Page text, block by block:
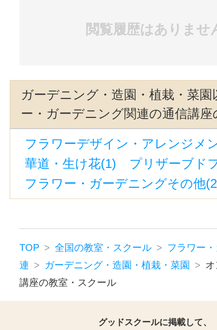
閲覧履歴はありませ
ガーデニング・造園・植栽・菜
ー・ガーデニング関連の通信講
フラワーデザイン・アレンジメ
華道・生け花(1)
プリザーブド
フラワー・ガーデニングその他
TOP 全国の教室・スクール
フラワー
連
ガーデニング・造園・植栽・菜園
講座の教室・スクール
グッドスクールに掲載して、